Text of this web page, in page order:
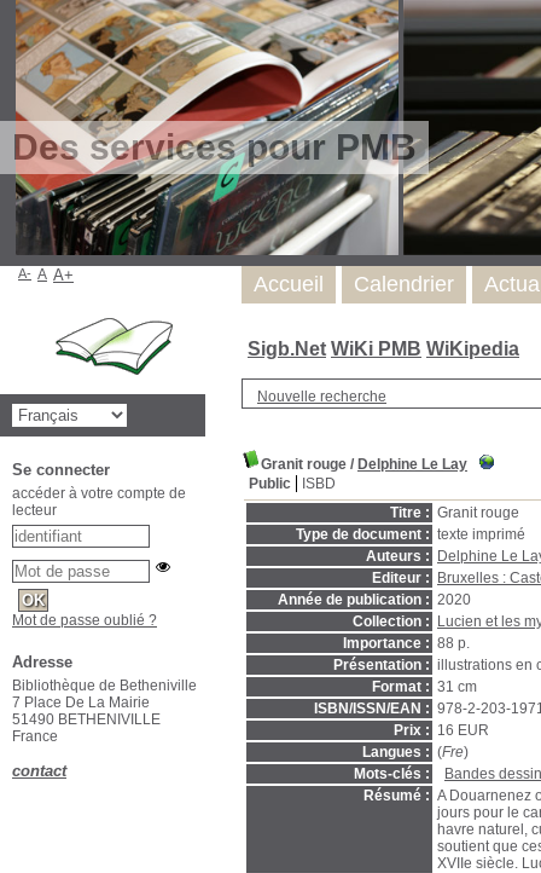
Des services pour PMB
Sigb.Net WiKi PMB WiKipedia
Nouvelle recherche
Granit rouge / Delphine Le Lay
Public
ISBD
Titre : Granit rouge
Type de document : texte imprimé
Auteurs :
Delphine Le
Editeur :
Bruxelles :
Année de publication : 2020
Collection :
Lucien et les
Importance : 88 p.
Présentation : illustrations en
Format : 31 cm
ISBN/ISSN/EAN : 978-2-203-
Prix : 16 EUR
Langues : (Fre)
Mots-clés :
Bandes
Résumé : A Douarnenez
jours pour le
havre naturel,
soutient que
XVIIe siècle.
Accueil Calendrier
A- A A+
Se connecter
accéder à votre compte de
lecteur
Mot de passe oublié ?
Adresse
Bibliothèque de Betheniville
7 Place De La Mairie
51490 BETHENIVILLE
France
contact